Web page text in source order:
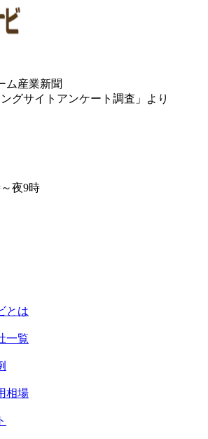
ム産業新聞
グサイトアンケート調査」より
夜9時
とは
一覧
相場